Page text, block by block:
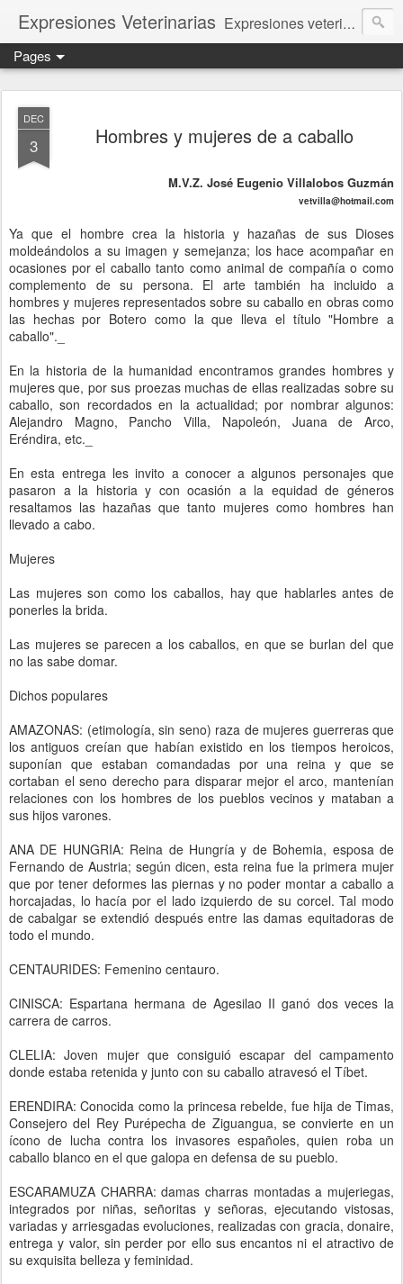
Expresiones Veterinarias Expresiones veterinarias es una publicación en linea de la biblioteca de la Facultad de Veterinaria y Zootecnia de la UNAM
Pages
DEC
3 Hombres y mujeres de a caballo
M.V.Z. José Eugenio Villalobos Guzmán
vetvilla@hotmail.com
Ya que el hombre crea la historia y hazañas de sus Dioses
moldeándolos a su imagen y semejanza; los hace acompañar en
ocasiones por el caballo tanto como animal de compañía o como
complemento de su persona. El arte también ha incluido a
hombres y mujeres representados sobre su caballo en obras como
las hechas por Botero como la que lleva el título "Hombre a
caballo"._
En la historia de la humanidad encontramos grandes hombres y
mujeres que, por sus proezas muchas de ellas realizadas sobre su
caballo, son recordados en la actualidad; por nombrar algunos:
Alejandro Magno, Pancho Villa, Napoleón, Juana de Arco,
Eréndira, etc._
En esta entrega les invito a conocer a algunos personajes que
pasaron a la historia y con ocasión a la equidad de géneros
resaltamos las hazañas que tanto mujeres como hombres han
llevado a cabo.
Mujeres
Las mujeres son como los caballos, hay que hablarles antes de
ponerles la brida.
Las mujeres se parecen a los caballos, en que se burlan del que
no las sabe domar.
Dichos populares
AMAZONAS: (etimología, sin seno) raza de mujeres guerreras que
los antiguos creían que habían existido en los tiempos heroicos,
suponían que estaban comandadas por una reina y que se
cortaban el seno derecho para disparar mejor el arco, mantenían
relaciones con los hombres de los pueblos vecinos y mataban a
sus hijos varones.
ANA DE HUNGRIA: Reina de Hungría y de Bohemia, esposa de
Fernando de Austria; según dicen, esta reina fue la primera mujer
que por tener deformes las piernas y no poder montar a caballo a
horcajadas, lo hacía por el lado izquierdo de su corcel. Tal modo
de cabalgar se extendió después entre las damas equitadoras de
todo el mundo.
CENTAURIDES: Femenino centauro.
CINISCA: Espartana hermana de Agesilao II ganó dos veces la
carrera de carros.
CLELIA: Joven mujer que consiguió escapar del campamento
donde estaba retenida y junto con su caballo atravesó el Tíbet.
ERENDIRA: Conocida como la princesa rebelde, fue hija de Timas,
Consejero del Rey Purépecha de Ziguangua, se convierte en un
ícono de lucha contra los invasores españoles, quien roba un
caballo blanco en el que galopa en defensa de su pueblo.
ESCARAMUZA CHARRA: damas charras montadas a mujeriegas,
integrados por niñas, señoritas y señoras, ejecutando vistosas,
variadas y arriesgadas evoluciones, realizadas con gracia, donaire,
entrega y valor, sin perder por ello sus encantos ni el atractivo de
su exquisita belleza y feminidad.